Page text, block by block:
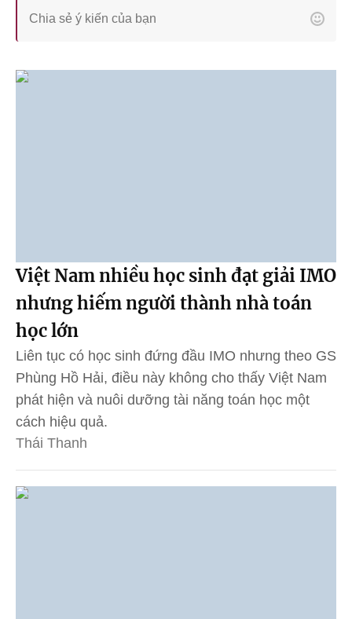
Việt Nam nhiều học sinh đạt giải IMO
nhưng hiếm người thành nhà toán
học lớn
Liên tục có học sinh đứng đầu IMO nhưng theo GS
Phùng Hồ Hải, điều này không cho thấy Việt Nam
phát hiện và nuôi dưỡng tài năng toán học một
cách hiệu quả.
Thái Thanh